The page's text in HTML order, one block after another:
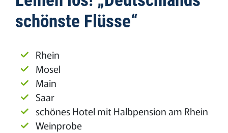
schönste Flüsse“
Rhein
Mosel
Main
Saar
schönes Hotel mit Halbpension am Rhein
Weinprobe